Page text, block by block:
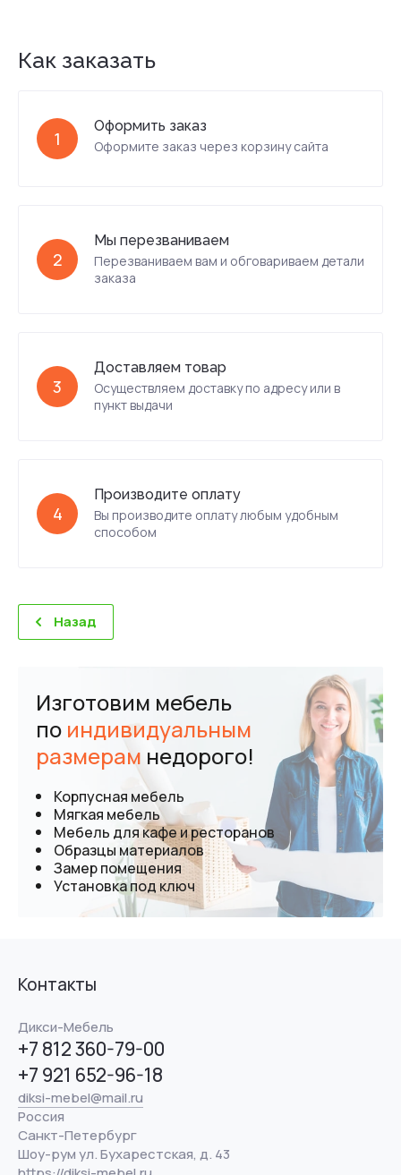
Как заказать
1
Оформить заказ
Оформите заказ через корзину сайта
2
Мы перезваниваем
Перезваниваем вам и обговариваем детали
заказа
3
Доставляем товар
Осуществляем доставку по адресу или в
пункт выдачи
4
Производите оплату
Вы производите оплату любым удобным
способом
Назад
Изготовим мебель
по индивидуальным
размерам недорого!
Корпусная мебель
Мягкая мебель
Мебель для кафе и ресторанов
Образцы материалов
Замер помещения
Установка под ключ
Контакты
Дикси-Мебель
+7 812 360-79-00
+7 921 652-96-18
diksi-mebel@mail.ru
Россия
Санкт-Петербург
Шоу-рум ул. Бухарестская, д. 43